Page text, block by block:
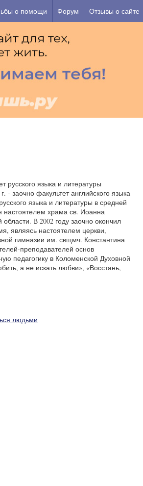
о помощи Форум Отзывы о сайте
русского языка и литературы
г. - заочно факультет английского языка
языка и литературы в средней
настоятелем храма св. Иоанна
В 2002 году заочно окончил
являясь настоятелем церкви,
гимназии им. свщмч. Константина
преподавателей основ
педагогику в Коломенской Духовной
а не искать любви», «Восстань,
людьми